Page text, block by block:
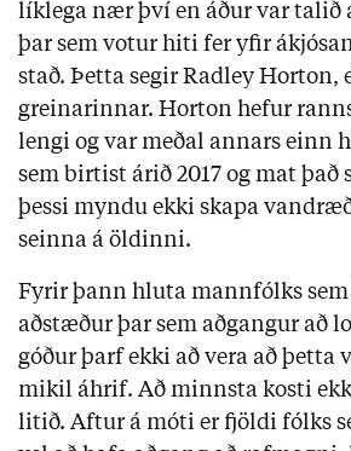
líklega nær því en áður var
þar sem votur hiti fer yfir
stað. Þetta segir Radley Horton,
greinarinnar. Horton hefur
lengi og var meðal annars einn
sem birtist árið 2017 og mat það
þessi myndu ekki skapa
seinna á öldinni.
Fyrir þann hluta mannfólks
aðstæður þar sem aðgangur að
góður þarf ekki að vera að þetta
mikil áhrif. Að minnsta kosti
litið. Aftur á móti er fjöldi fólks